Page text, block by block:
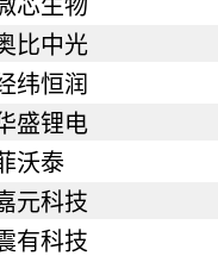
芯生物
比中光
纬恒润
盛锂电
沃泰
元科技
有科技